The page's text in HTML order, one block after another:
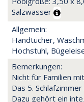
Salzwasser
Allgemein:
Handtücher,
Hochstuhl,
Bemerkungen:
Nicht für Familien
Das 5.
Dazu gehört ein